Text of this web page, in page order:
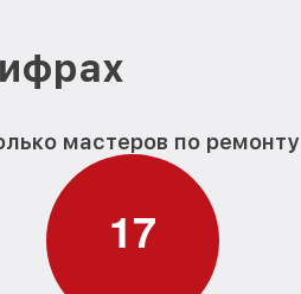
мастеров по ремонту
17